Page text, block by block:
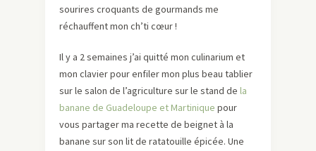
sourires croquants de gourmands me
réchauffent mon ch’ti cœur !
Il y a 2 semaines j’ai quitté mon culinarium et
mon clavier pour enfiler mon plus beau tablier
sur le salon de l’agriculture sur le stand de la
banane de Guadeloupe et Martinique pour
vous partager ma recette de beignet à la
banane sur son lit de ratatouille épicée. Une